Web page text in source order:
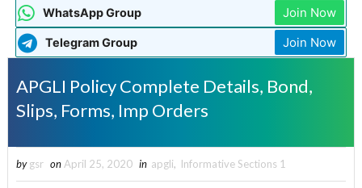
WhatsApp Group Join Now
Telegram Group Join Now
APGLI Policy Complete Details, Bond,
Slips, Forms, Imp Orders
by gsr on April 25, 2020 in apgli, Informative Sections 1